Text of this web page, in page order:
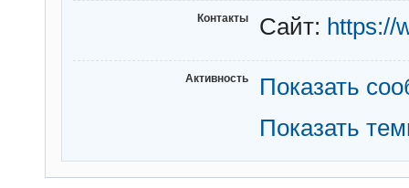
Контакты Сайт: https://
Активность
Показать
Показать